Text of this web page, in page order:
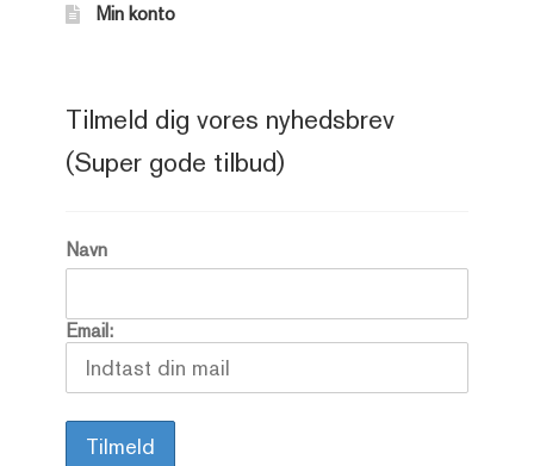
Min konto
Tilmeld dig vores nyhedsbrev
(Super gode tilbud)
Navn
Email: